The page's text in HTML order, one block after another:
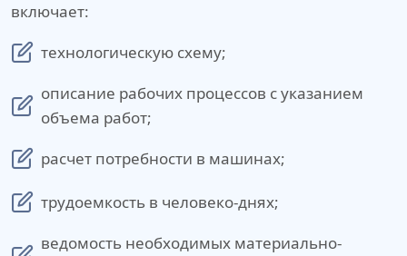
включает:
технологическую схему;
описание рабочих процессов с указанием
объема работ;
расчет потребности в машинах;
трудоемкость в человеко-днях;
ведомость необходимых материально-